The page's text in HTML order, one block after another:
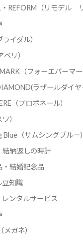
・REFORM（リモデル
イダル）
リ）
（フォーエバーマー
ラザールダイヤ
（プロポネール）
）
（サムシングブルー）
結納返しの時計
・結婚記念品
豆知識
ンタルサービス
ガネ）